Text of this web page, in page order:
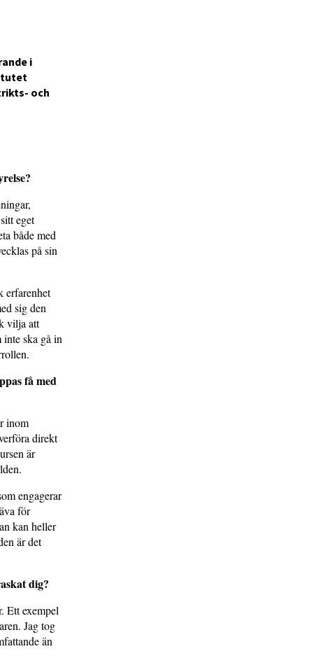
i
och
eget
både med
på sin
erfarenhet
sig den
vilja att
ska gå in
få med
inom
direkt
är
engagerar
för
kan heller
är det
dig?
Ett exempel
Jag tog
än